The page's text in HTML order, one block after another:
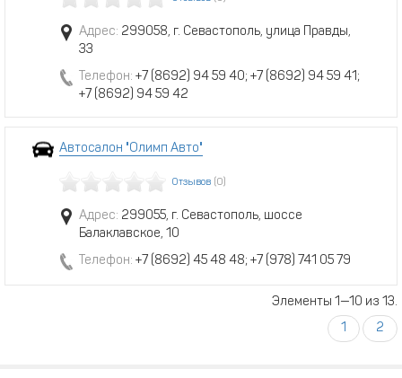
Адрес: 299058, г. Севастополь, улица Правды,
33
Телефон: +7 (8692) 94 59 40; +7 (8692) 94 59 41;
+7 (8692) 94 59 42
Автосалон "Олимп Авто"
Отзывов (0)
Адрес: 299055, г. Севастополь, шоссе
Балаклавское, 10
Телефон: +7 (8692) 45 48 48; +7 (978) 741 05 79
Элементы 1—10 из 13.
1
2